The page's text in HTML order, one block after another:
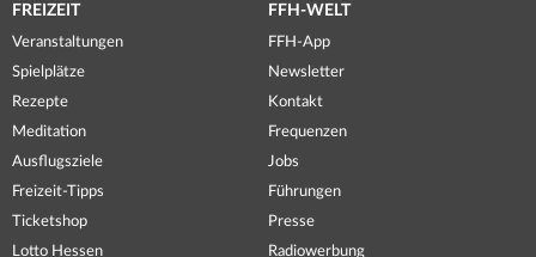
FREIZEIT
Veranstaltungen
Spielplätze
Rezepte
Meditation
Ausflugsziele
Freizeit-Tipps
Ticketshop
Lotto Hessen
FFH-WELT
FFH-App
Newsletter
Kontakt
Frequenzen
Jobs
Führungen
Presse
Radiowerbung